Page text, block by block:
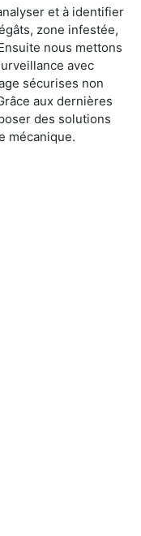
et à identifier
zone infestée,
nous mettons
avec
sécurises non
aux dernières
des solutions
mécanique.